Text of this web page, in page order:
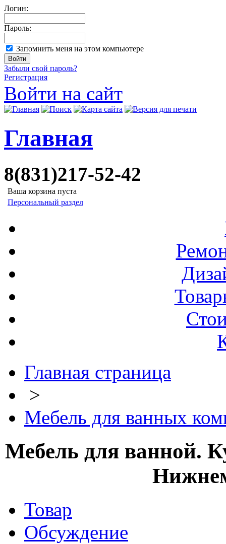
Логин:
Пароль:
Запомнить меня на этом компьютере
Забыли свой пароль?
Регистрация
Войти на сайт
Главная
8(831)217-52-42
Ваша корзина пуста
Персональный раздел
Главная страница
>
Мебель для ванных
Мебель для ванной.
Товар
Обсуждение